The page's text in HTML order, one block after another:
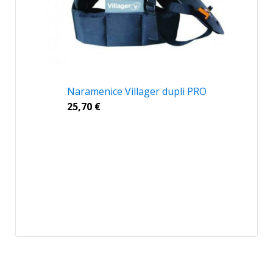
Naramenice Villager dupli PRO
25,70 €